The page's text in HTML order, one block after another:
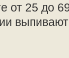
от 25 до